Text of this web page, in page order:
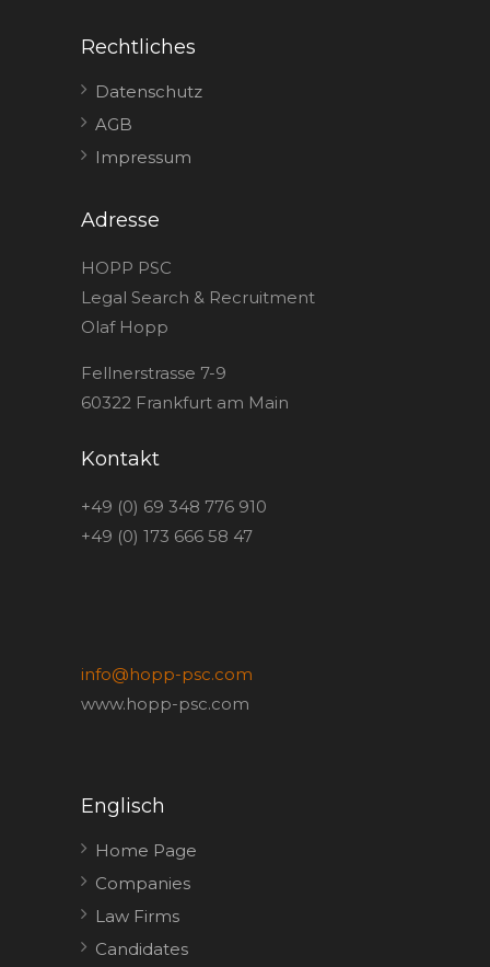
Rechtliches
Datenschutz
AGB
Impressum
Adresse
HOPP PSC
Legal Search & Recruitment
Olaf Hopp
Fellnerstrasse 7-9
60322 Frankfurt am Main
Kontakt
+49 (0) 69 348 776 910
+49 (0) 173 666 58 47
info@hopp-psc.com
www.hopp-psc.com
Englisch
Home Page
Companies
Law Firms
Candidates